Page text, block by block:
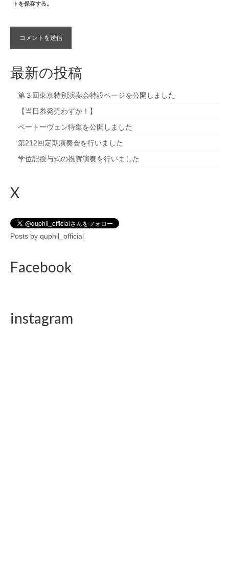
トを保存する。
最新の投稿
第３回東京特別演奏会特設ページを公開しました
【当日券発売わずか！】
ベートーヴェン特集を公開しました
第212回定期演奏会を行いました
学位記授与式の祝賀演奏を行いました
X
Posts by quphil_official
Facebook
instagram